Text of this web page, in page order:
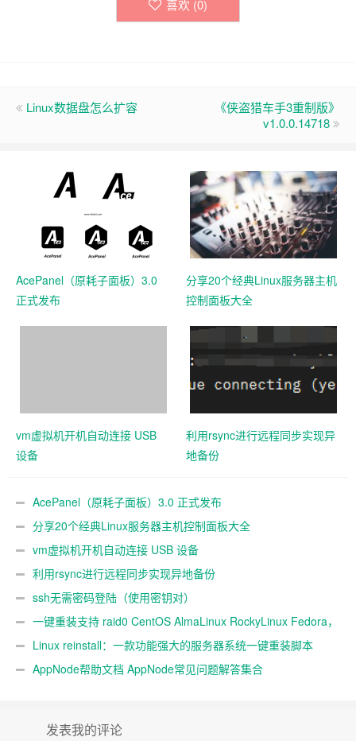
喜欢 (0)
Linux数据盘怎么扩容
《侠盗猎车手3重制版》
v1.0.0.14718
AcePanel（原耗子面板）3.0
正式发布
分享20个经典Linux服务器主机
控制面板大全
vm虚拟机开机自动连接 USB
设备
利用rsync进行远程同步实现异
地备份
AcePanel（原耗子面板）3.0 正式发布
分享20个经典Linux服务器主机控制面板大全
vm虚拟机开机自动连接 USB 设备
利用rsync进行远程同步实现异地备份
ssh无需密码登陆（使用密钥对）
一键重装支持 raid0 CentOS AlmaLinux RockyLinux Fedora，
不同系统互装
Linux reinstall：一款功能强大的服务器系统一键重装脚本
AppNode帮助文档 AppNode常见问题解答集合
发表我的评论